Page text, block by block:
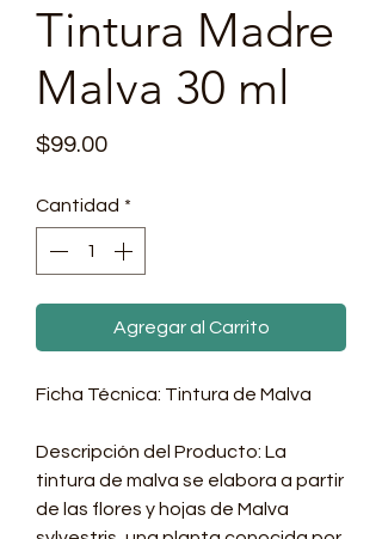
Tintura Madre
Malva 30 ml
$99.00Precio
Cantidad *
Agregar al Carrito
Ficha Técnica: Tintura de Malva
Descripción del Producto: La
tintura de malva se elabora a partir
de las flores y hojas de Malva